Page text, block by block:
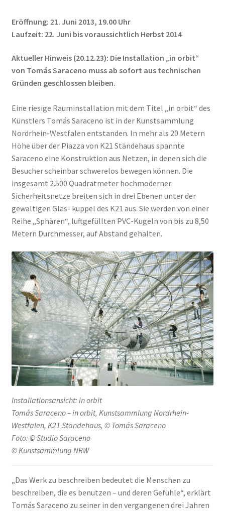
Bücher
Schule
%Angebote%
Eröffnung: 21. Juni 2013, 19.00 Uhr
Laufzeit: 22. Juni bis voraussichtlich Herbst 2014
Aktueller Hinweis (20.12.23): Die Installation „in orbit“
von Tomás Saraceno muss ab sofort aus technischen
Gründen geschlossen bleiben.
Eine riesige Rauminstallation mit dem Titel „in orbit“ des
Künstlers Tomás Saraceno ist in der Kunstsammlung
Nordrhein-Westfalen entstanden. In mehr als 20 Metern
Höhe über der Piazza von K21 Ständehaus spannte
Saraceno eine Konstruktion aus Netzen, in denen sich die
Besucher scheinbar schwerelos bewegen können. Die
insgesamt 2.500 Quadratmeter hochmoderner
Sicherheitsnetze breiten sich in drei Ebenen unter der
gewaltigen Glas- kuppel des K21 aus. Sie werden von einer
Reihe „Sphären“, luftgefüllten PVC-Kugeln von bis zu 8,50
Metern Durchmesser, auf Abstand gehalten.
Installationsansicht: in orbit
Tomás Saraceno – in orbit, Kunstsammlung Nordrhein-
Westfalen, K21 Ständehaus, © Tomás Saraceno
Foto: © Studio Saraceno
© Kunstsammlung NRW
„Das Werk zu beschreiben bedeutet die Menschen zu
beschreiben, die es benutzen – und deren Gefühle“, erklärt
Tomás Saraceno zu seiner in den vergangenen drei Jahren